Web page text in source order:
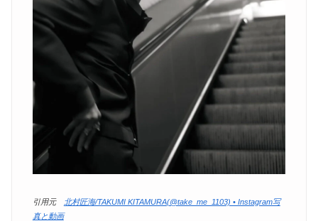
引用元
北村匠海/TAKUMI KITAMURA(@take_me_1103) • Instagram写
真と動画